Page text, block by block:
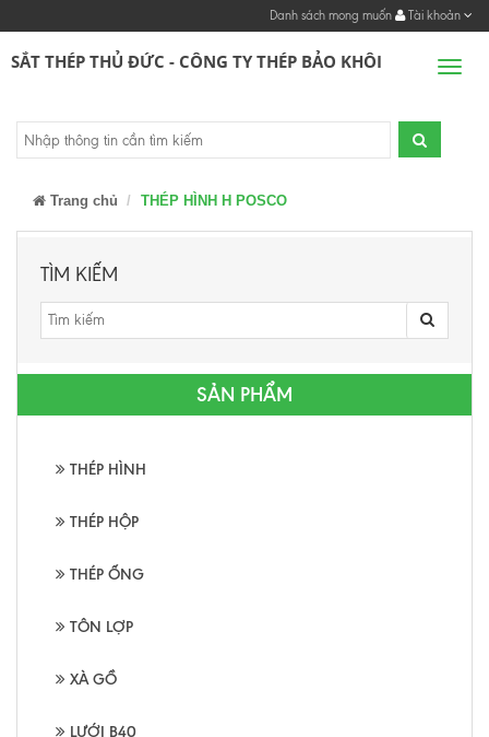
Danh sách mong muốn Tài khoản
SẮT THÉP THỦ ĐỨC - CÔNG TY THÉP BẢO KHÔI
Trang chủ THÉP HÌNH H POSCO
TÌM KIẾM
SẢN PHẨM
THÉP HÌNH
THÉP HỘP
THÉP ỐNG
TÔN LỢP
XÀ GỒ
LƯỚI B40